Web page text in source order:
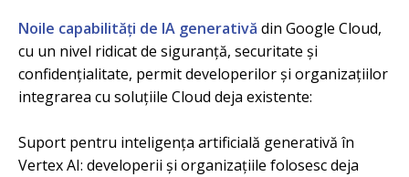
Noile capabilități de IA generativă din Google Cloud,
cu un nivel ridicat de siguranță, securitate și
confidențialitate, permit developerilor și organizațiilor
integrarea cu soluțiile Cloud deja existente:
Suport pentru inteligența artificială generativă în
Vertex AI: developerii și organizațiile folosesc deja